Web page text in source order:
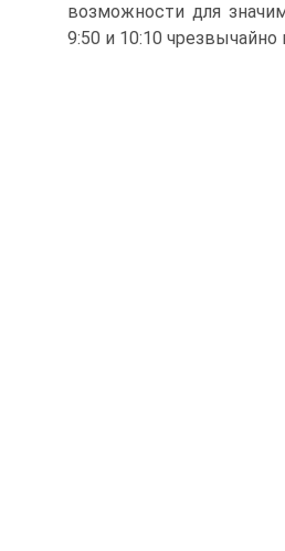
возможности для
9:50 и 10:10 чрезвычайно